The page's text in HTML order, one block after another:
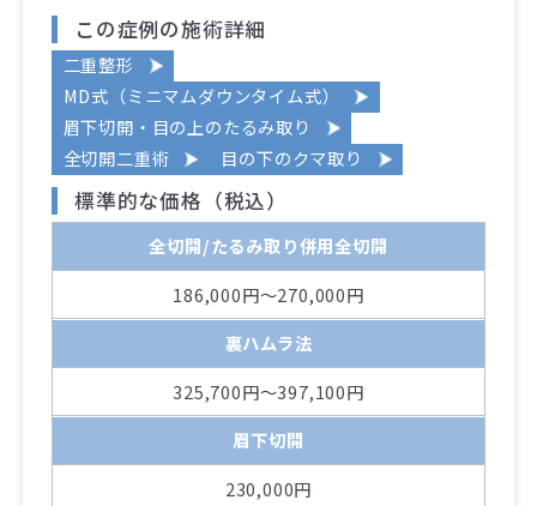
この症例の施術詳細
二重整形
MD式（ミニマムダウンタイム式）
眉下切開・目の上のたるみ取り
全切開二重術
目の下のクマ取り
標準的な価格（税込）
全切開/たるみ取り併用全切開
186,000円～270,000円
裏ハムラ法
325,700円～397,100円
眉下切開
230,000円